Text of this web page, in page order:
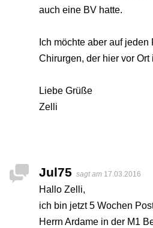
auch eine BV hatte.
Ich möchte aber auf
Chirurgen, der hier vor Ort
Liebe Grüße
Zelli
Jul75 sagt am 17.03.2016
Hallo Zelli,
ich bin jetzt 5 Wochen
Herrn Ardame in der M1